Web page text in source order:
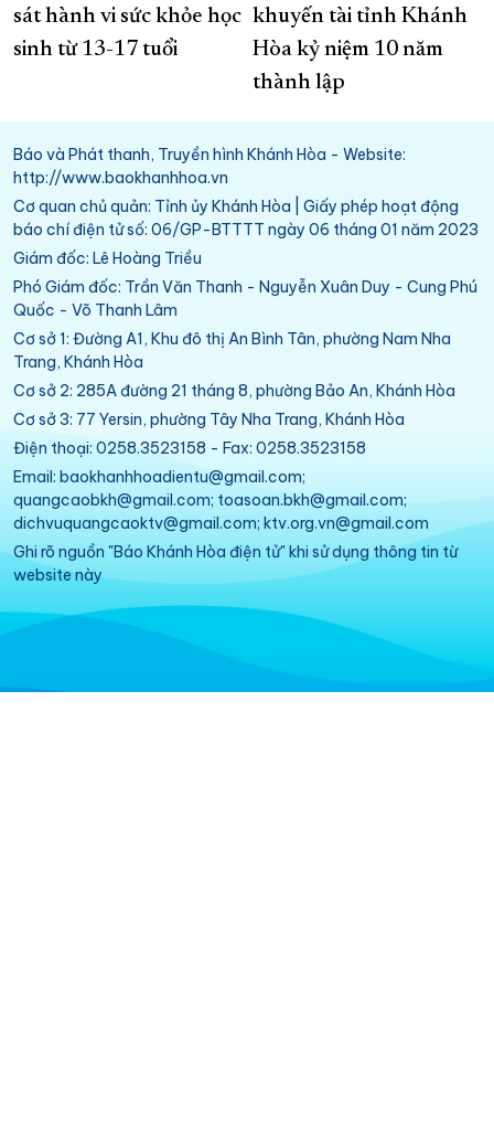
sát hành vi sức khỏe học
sinh từ 13-17 tuổi
khuyến tài tỉnh Khánh
Hòa kỷ niệm 10 năm
thành lập
Báo và Phát thanh, Truyền hình Khánh Hòa - Website:
http://www.baokhanhhoa.vn
Cơ quan chủ quản: Tỉnh ủy Khánh Hòa | Giấy phép hoạt động
báo chí điện tử số: 06/GP-BTTTT ngày 06 tháng 01 năm 2023
Giám đốc: Lê Hoàng Triều
Phó Giám đốc: Trần Văn Thanh - Nguyễn Xuân Duy - Cung Phú
Quốc - Võ Thanh Lâm
Cơ sở 1: Đường A1, Khu đô thị An Bình Tân, phường Nam Nha
Trang, Khánh Hòa
Cơ sở 2: 285A đường 21 tháng 8, phường Bảo An, Khánh Hòa
Cơ sở 3: 77 Yersin, phường Tây Nha Trang, Khánh Hòa
Điện thoại: 0258.3523158 - Fax: 0258.3523158
Email: baokhanhhoadientu@gmail.com;
quangcaobkh@gmail.com; toasoan.bkh@gmail.com;
dichvuquangcaoktv@gmail.com; ktv.org.vn@gmail.com
Ghi rõ nguồn "Báo Khánh Hòa điện tử" khi sử dụng thông tin từ
website này